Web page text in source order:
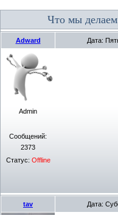
Что мы
Adward Дата:
Admin
Сообщений:
2373
Статус: Offline
tav Дата: